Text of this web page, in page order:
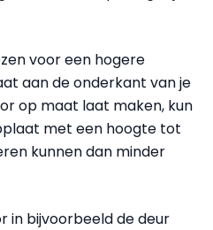
voor een hogere
aan de onderkant van je
op maat laat maken, kun
met een hoogte tot
kunnen dan minder
in bijvoorbeeld de deur